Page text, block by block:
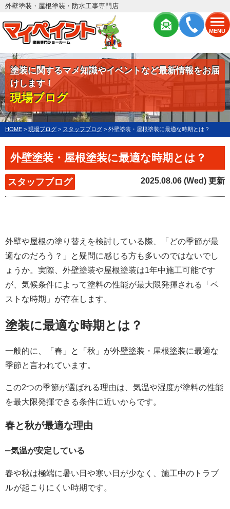
MENU
外壁塗装・屋根塗装・防水工事専門店
塗装に関するマメ知識やイベントなど最新情報をお届
けします！
現場ブログ
HOME > 現場ブログ > スタッフブログ > 外壁塗装・屋根塗装に最適な時期とは？
外壁塗装・屋根塗装に最適な時期とは？
スタッフブログ 2025.08.06 (Wed) 更新
外壁や屋根の塗り替えを検討している際、「どの季節が最
適なのだろう？」と疑問に感じる方も多いのではないでし
ょうか。実際、外壁塗装や屋根塗装は1年中施工可能です
が、気候条件によって塗料の性能が最大限発揮される「ベ
ストな時期」が存在します。
塗装に最適な時期とは？
一般的に、「春」と「秋」が外壁塗装・屋根塗装に最適な
季節と言われています。
この2つの季節が選ばれる理由は、気温や湿度が塗料の性能
を最大限発揮できる条件に近いからです。
春と秋が最適な理由
–気温が安定している
春や秋は極端に暑い日や寒い日が少なく、施工中のトラブ
ルが起こりにくい時期です。